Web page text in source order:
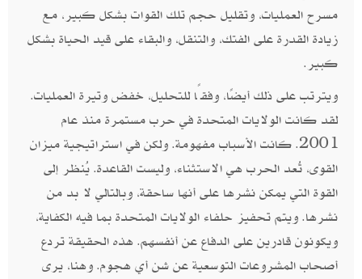
مسرح العمليات، وتقليل حجم تلك القوات بشكل كبير، مع
زيادة القدرة على الفتك، والتنقل، والبقاء على قيد الحياة بشكل
كبير.
ويترتب على ذلك أيضًا، وفقًا للتحليل، خفض وتيرة العمليات.
لقد كانت الولايات المتحدة في حرب مستمرة منذ عام
2001. كانت الأسباب مفهومة. ولكن في استراتيجية ميزان
القوى، تُعد الحرب هي الاستثناء، وليست القاعدة. يُنظر إلى
القوة التي يمكن نشرها على أنها ساحقة، وبالتالي لا بد من
نشرها. ويتم تحفيز حلفاء الولايات المتحدة بما فيه الكفاية،
ويكونون قادرين على الدفاع عن أنفسهم. هذه الحقيقة تردع
أصحاب المشروعات التوسعية عن شن أي هجوم. وهنا، يرى